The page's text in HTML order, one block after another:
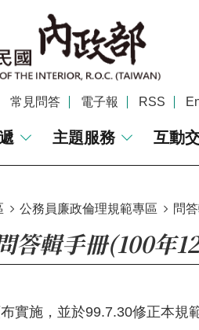
常見問答 電子報 RSS
主題服務 互動
公務員廉政倫理規範專區 問
答輯手冊(100年
實施，並於99.7.30修正本規